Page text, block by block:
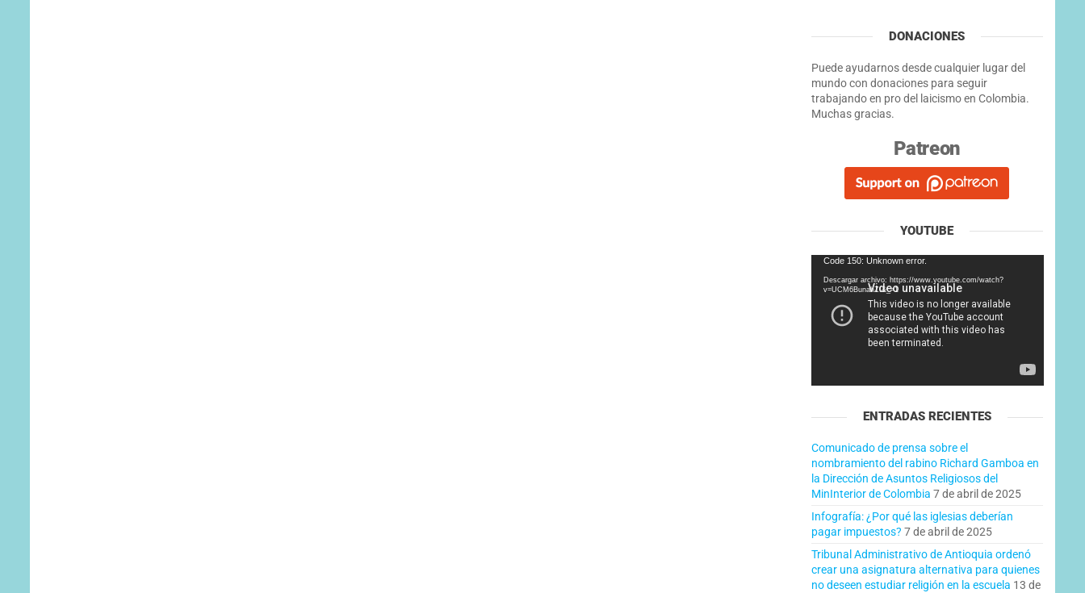
DONACIONES
Puede ayudarnos desde cualquier lugar del
mundo con donaciones para seguir
trabajando en pro del laicismo en Colombia.
Muchas gracias.
Patreon
YOUTUBE
Reproductor
vídeo
Code 150: Unknown error.
Descargar archivo: https://www.youtube.com/watch?
v=UCM6BunahZI&_=1
ENTRADAS RECIENTES
Comunicado de prensa sobre el
nombramiento del rabino Richard Gamboa en
la Dirección de Asuntos Religiosos del
MinInterior de Colombia 7 de abril de 2025
Infografía: ¿Por qué las iglesias deberían
pagar impuestos? 7 de abril de 2025
Tribunal Administrativo de Antioquia ordenó
crear una asignatura alternativa para quienes
no deseen estudiar religión en la escuela 13 de